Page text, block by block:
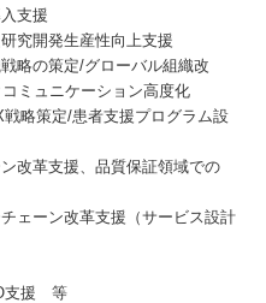
支援
究開発生産性向上支援
略の策定/グローバル組織改
ミュニケーション高度化
略策定/患者支援プログラム設
改革支援、品質保証領域での
ェーン改革支援（サービス設計
支援 等